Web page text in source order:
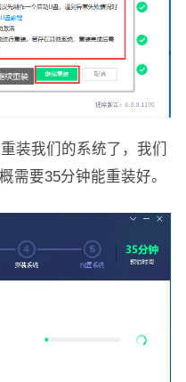
装我们的系统了，我们
需要35分钟能重装好。